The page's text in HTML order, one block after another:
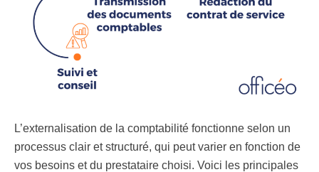
L’externalisation de la comptabilité fonctionne selon un
processus clair et structuré, qui peut varier en fonction de
vos besoins et du prestataire choisi. Voici les principales